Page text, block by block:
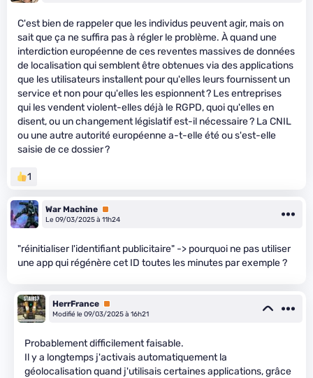
C'est bien de rappeler que les individus peuvent agir, mais on
sait que ça ne suffira pas à régler le problème. À quand une
interdiction européenne de ces reventes massives de données
de localisation qui semblent être obtenues via des applications
que les utilisateurs installent pour qu'elles leurs fournissent un
service et non pour qu'elles les espionnent ? Les entreprises
qui les vendent violent-elles déjà le RGPD, quoi qu'elles en
disent, ou un changement législatif est-il nécessaire ? La CNIL
ou une autre autorité européenne a-t-elle été ou s'est-elle
saisie de ce dossier ?
1
War Machine Premium
Le 09/03/2025 à 11h24
"réinitialiser l'identifiant publicitaire" -> pourquoi ne pas utiliser
une app qui régénère cet ID toutes les minutes par exemple ?
HerrFrance Premium
Modifié le 09/03/2025 à 16h21
Probablement difficilement faisable.
Il y a longtemps j'activais automatiquement la
géolocalisation quand j'utilisais certaines applications, grâce